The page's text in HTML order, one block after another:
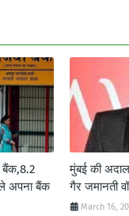
बैंक,8.2
अपना बैंक
मुंबई की
गैर जमानती
March 16,